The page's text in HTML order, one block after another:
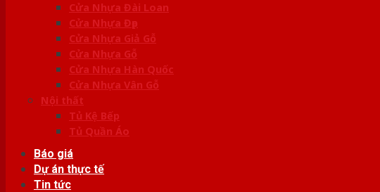
Cửa Nhựa Đài Loan
Cửa Nhựa Đẹp
Cửa Nhựa Giả Gỗ
Cửa Nhựa Gỗ
Cửa Nhựa Hàn Quốc
Cửa Nhựa Vân Gỗ
Nội thất
Tủ Kệ Bếp
Tủ Quần Áo
Báo giá
Dự án thực tế
Tin tức